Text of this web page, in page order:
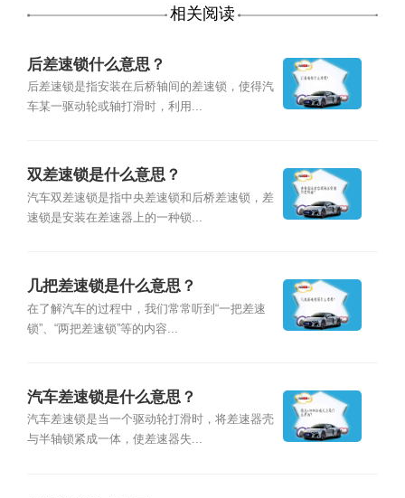
相关阅读
后差速锁什么意思？
后差速锁是指安装在后桥轴间的差速锁，使得汽
车某一驱动轮或轴打滑时，利用...
双差速锁是什么意思？
汽车双差速锁是指中央差速锁和后桥差速锁，差
速锁是安装在差速器上的一种锁...
几把差速锁是什么意思？
在了解汽车的过程中，我们常常听到“一把差速
锁”、“两把差速锁”等的内容...
汽车差速锁是什么意思？
汽车差速锁是当一个驱动轮打滑时，将差速器壳
与半轴锁紧成一体，使差速器失...